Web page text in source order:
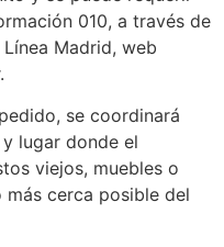
010, a través de
Madrid, web
se coordinará
lugar donde el
viejos, muebles o
más cerca posible del